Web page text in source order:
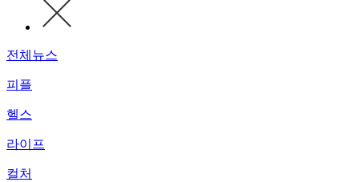
전체뉴스
피플
헬스
라이프
컬처